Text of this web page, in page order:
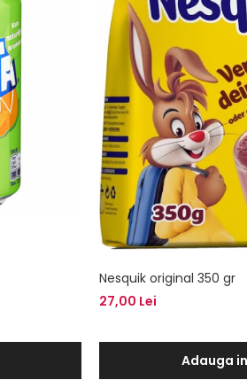
Nesquik original 350 gr
27,00 Lei
Adauga